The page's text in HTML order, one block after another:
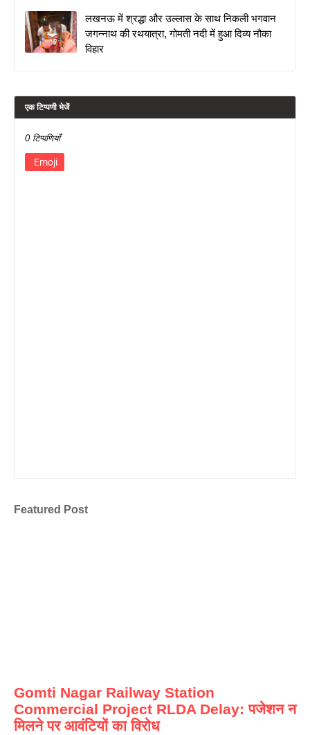
लखनऊ में श्रद्धा और उल्लास के साथ निकली भगवान
जगन्नाथ की रथयात्रा, गोमती नदी में हुआ दिव्य नौका
विहार
एक टिप्पणी भेजें
0 टिप्पणियाँ
Emoji
Featured Post
Gomti Nagar Railway Station
Commercial Project RLDA Delay: पजेशन न
मिलने पर आवंटियों का विरोध